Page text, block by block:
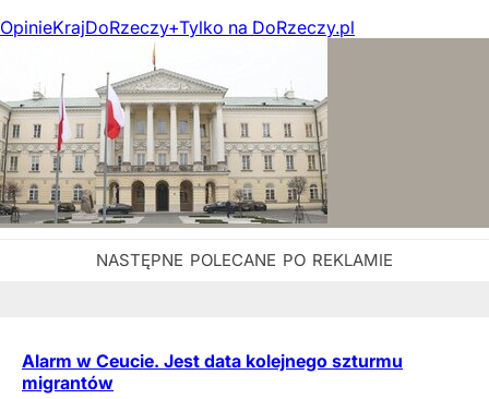
OpinieKrajDoRzeczy+Tylko na DoRzeczy.pl
Alarm w Ceucie. Jest data kolejnego szturmu
migrantów